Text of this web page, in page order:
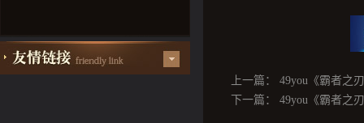
上一篇：
49you《霸者之
下一篇：
49you《霸者之